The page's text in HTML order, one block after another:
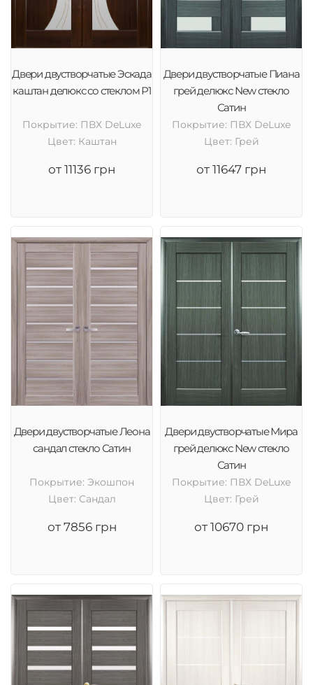
Двери двустворчатые Эскада
каштан делюкс со стеклом Р1
Покрытие: ПВХ DeLuxe
Цвет: Каштан
от 11136 грн
Двери двустворчатые Пиана
грей делюкс New стекло
Сатин
Покрытие: ПВХ DeLuxe
Цвет: Грей
от 11647 грн
Двери двустворчатые Леона
сандал стекло Сатин
Покрытие: Экошпон
Цвет: Сандал
от 7856 грн
Двери двустворчатые Мира
грей делюкс New стекло
Сатин
Покрытие: ПВХ DeLuxe
Цвет: Грей
от 10670 грн